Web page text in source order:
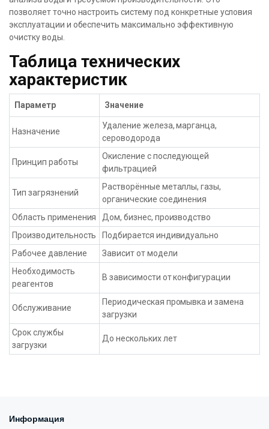
позволяет точно настроить систему под конкретные условия
эксплуатации и обеспечить максимально эффективную
очистку воды.
Таблица технических
характеристик
Параметр Значение
Назначение
Удаление железа, марганца,
сероводорода
Принцип работы
Окисление с последующей
фильтрацией
Тип загрязнений
Растворённые металлы, газы,
органические соединения
Область применения
Дом, бизнес, производство
Производительность
Подбирается индивидуально
Рабочее давление
Зависит от модели
Необходимость
реагентов
В зависимости от конфигурации
Обслуживание
Периодическая промывка и замена
загрузки
Срок службы
загрузки
До нескольких лет
Информация